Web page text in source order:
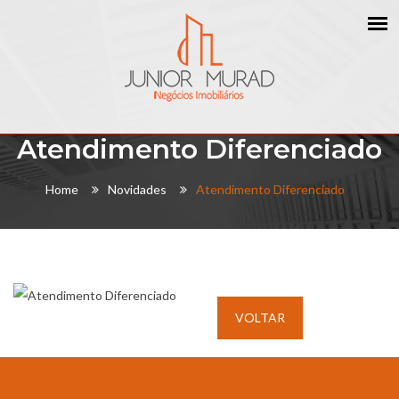
Atendimento Diferenciado
Home Novidades Atendimento Diferenciado
VOLTAR